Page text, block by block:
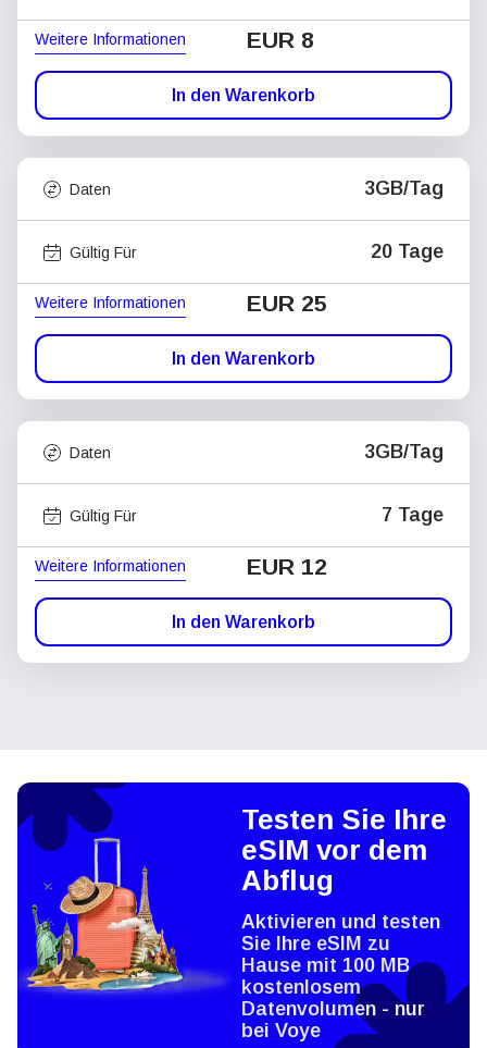
Weitere Informationen EUR 8
In den Warenkorb
Daten 3GB/Tag
Gültig Für 20 Tage
Weitere Informationen EUR 25
In den Warenkorb
Daten 3GB/Tag
Gültig Für 7 Tage
Weitere Informationen EUR 12
In den Warenkorb
Testen Sie Ihre
eSIM vor dem
Abflug
Aktivieren und testen
Sie Ihre eSIM zu
Hause mit 100 MB
kostenlosem
Datenvolumen - nur
bei Voye